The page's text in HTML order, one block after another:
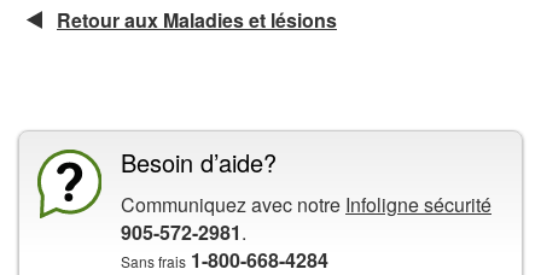
Retour aux Maladies et lésions
Besoin d’aide?
Communiquez avec notre Infoligne sécurité
905-572-2981.
Sans frais 1-800-668-4284